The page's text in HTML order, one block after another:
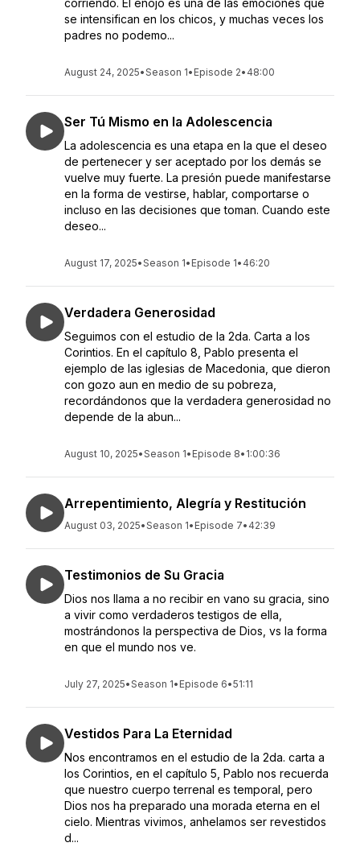
corriendo. El enojo es una de las emociones que
se intensifican en los chicos, y muchas veces los
padres no podemo...
August 24, 2025•Season 1• Episode 2• 48:00
Ser Tú Mismo en la Adolescencia
La adolescencia es una etapa en la que el deseo
de pertenecer y ser aceptado por los demás se
vuelve muy fuerte. La presión puede manifestarse
en la forma de vestirse, hablar, comportarse o
incluso en las decisiones que toman. Cuando este
deseo...
August 17, 2025•Season 1• Episode 1• 46:20
Verdadera Generosidad
Seguimos con el estudio de la 2da. Carta a los
Corintios. En el capítulo 8, Pablo presenta el
ejemplo de las iglesias de Macedonia, que dieron
con gozo aun en medio de su pobreza,
recordándonos que la verdadera generosidad no
depende de la abun...
August 10, 2025•Season 1• Episode 8• 1:00:36
Arrepentimiento, Alegría y Restitución
August 03, 2025•Season 1• Episode 7• 42:39
Testimonios de Su Gracia
Dios nos llama a no recibir en vano su gracia, sino
a vivir como verdaderos testigos de ella,
mostrándonos la perspectiva de Dios, vs la forma
en que el mundo nos ve.
July 27, 2025•Season 1• Episode 6•51:11
Vestidos Para La Eternidad
Nos encontramos en el estudio de la 2da. carta a
los Corintios, en el capítulo 5, Pablo nos recuerda
que nuestro cuerpo terrenal es temporal, pero
Dios nos ha preparado una morada eterna en el
cielo. Mientras vivimos, anhelamos ser revestidos
d...